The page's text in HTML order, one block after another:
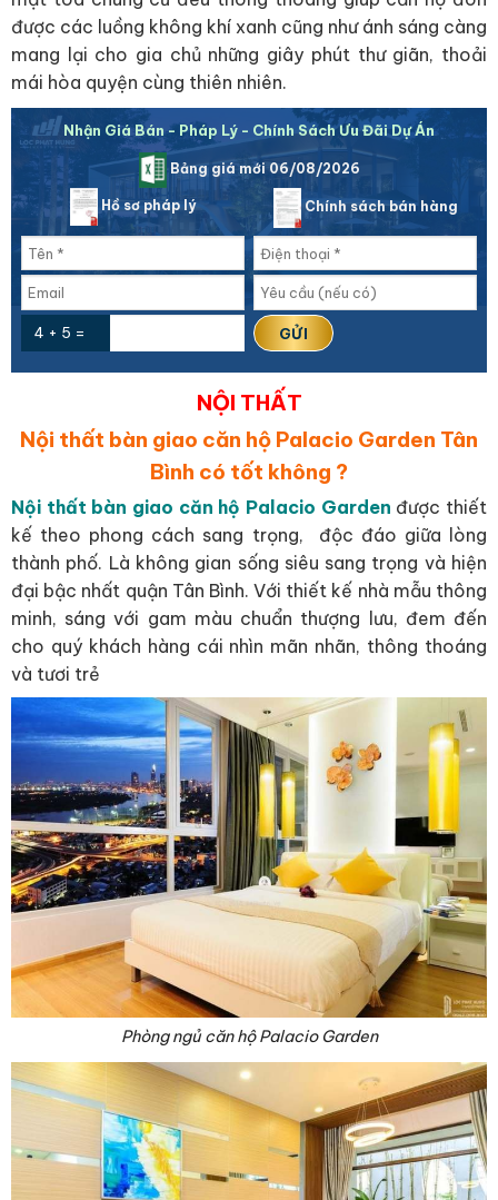
được các luồng không khí xanh cũng như ánh sáng càng
mang lại cho gia chủ những giây phút thư giãn, thoải
mái hòa quyện cùng thiên nhiên.
Nhận Giá Bán - Pháp Lý - Chính Sách Ưu Đãi Dự Án
Bảng giá mới 06/08/2026
Hồ sơ pháp lý Chính sách bán hàng
4 + 5 =
NỘI THẤT
Nội thất bàn giao căn hộ Palacio Garden Tân
Bình có tốt không ?
Nội thất bàn giao căn hộ Palacio Garden được thiết
kế theo phong cách sang trọng, độc đáo giữa lòng
thành phố. Là không gian sống siêu sang trọng và hiện
đại bậc nhất quận Tân Bình. Với thiết kế nhà mẫu thông
minh, sáng với gam màu chuẩn thượng lưu, đem đến
cho quý khách hàng cái nhìn mãn nhãn, thông thoáng
và tươi trẻ
Phòng ngủ căn hộ Palacio Garden